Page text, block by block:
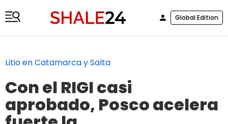
Global Edition
Litio en Catamarca y Salta
Con el RIGI casi
aprobado, Posco acelera